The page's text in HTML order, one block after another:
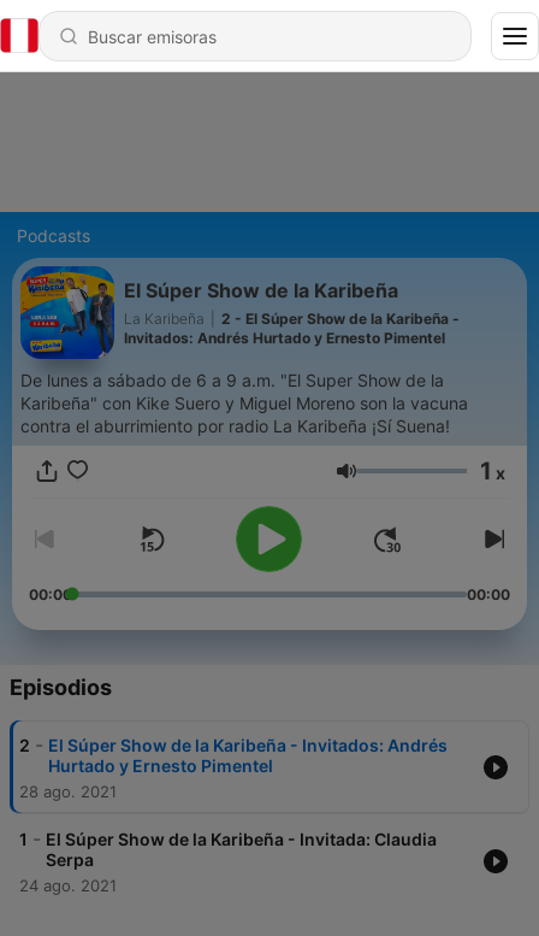
Podcasts
El Súper Show de la Karibeña
La Karibeña
2 - El Súper Show de la Karibeña -
Invitados: Andrés Hurtado y Ernesto Pimentel
De lunes a sábado de 6 a 9 a.m. "El Super Show de la
Karibeña" con Kike Suero y Miguel Moreno son la vacuna
contra el aburrimiento por radio La Karibeña ¡Sí Suena!
Volumen 1 x
00:00 00:00
Episodios
2 - El Súper Show de la Karibeña - Invitados: Andrés
Hurtado y Ernesto Pimentel
28 ago. 2021
1 - El Súper Show de la Karibeña - Invitada: Claudia
Serpa
24 ago. 2021